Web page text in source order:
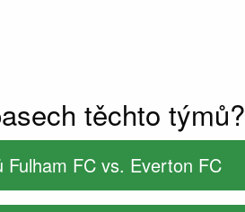
těchto týmů?
Fulham FC vs. Everton FC